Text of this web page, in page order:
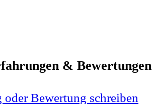
&
Bewertung schreiben